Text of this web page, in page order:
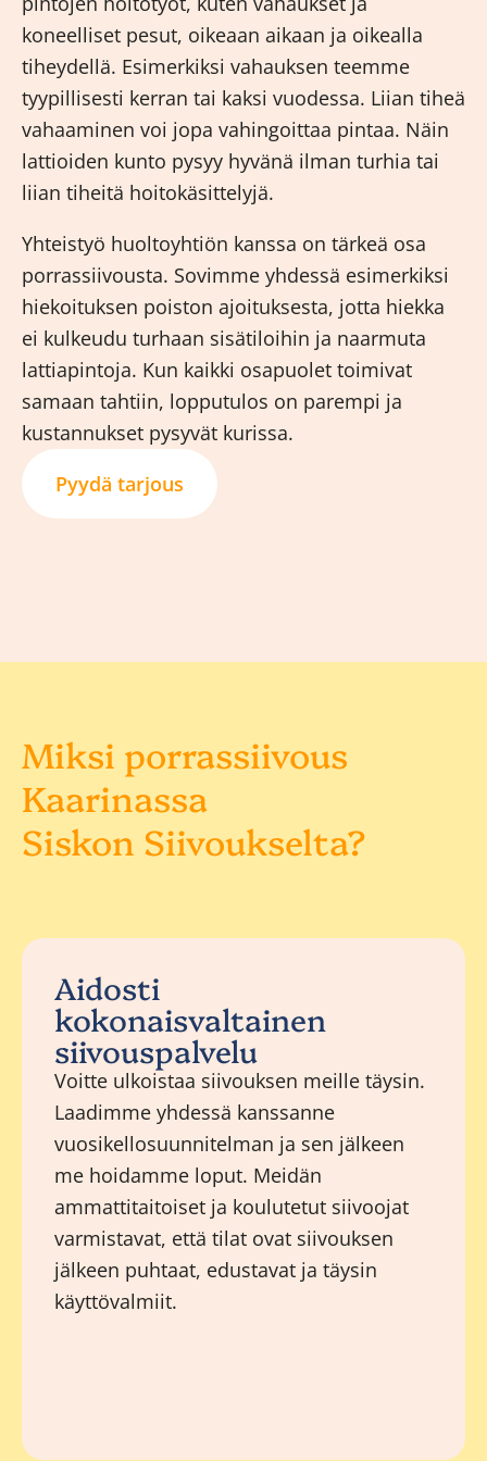
koneelliset pesut, oikeaan aikaan ja oikealla
tiheydellä. Esimerkiksi vahauksen teemme
tyypillisesti kerran tai kaksi vuodessa. Liian tiheä
vahaaminen voi jopa vahingoittaa pintaa. Näin
lattioiden kunto pysyy hyvänä ilman turhia tai
liian tiheitä hoitokäsittelyjä.
Yhteistyö huoltoyhtiön kanssa on tärkeä osa
porrassiivousta. Sovimme yhdessä esimerkiksi
hiekoituksen poiston ajoituksesta, jotta hiekka
ei kulkeudu turhaan sisätiloihin ja naarmuta
lattiapintoja. Kun kaikki osapuolet toimivat
samaan tahtiin, lopputulos on parempi ja
kustannukset pysyvät kurissa.
Pyydä tarjous
Miksi porrassiivous
Kaarinassa
Siskon Siivoukselta?
Aidosti
kokonaisvaltainen
siivouspalvelu
Voitte ulkoistaa siivouksen meille täysin.
Laadimme yhdessä kanssanne
vuosikellosuunnitelman ja sen jälkeen
me hoidamme loput. Meidän
ammattitaitoiset ja koulutetut siivoojat
varmistavat, että tilat ovat siivouksen
jälkeen puhtaat, edustavat ja täysin
käyttövalmiit.